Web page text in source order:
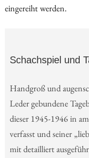
eingereiht werden.
Schachspiel und
Handgroß und
Leder gebundene
dieser 1945-1946 in
verfasst und seiner
mit detailliert